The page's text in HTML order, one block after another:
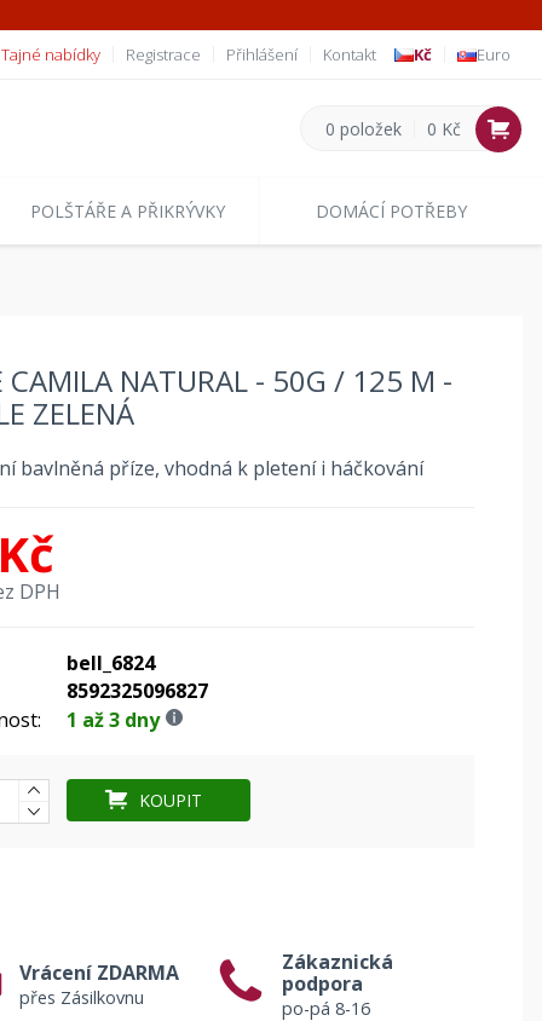
Tajné nabídky Registrace Přihlášení Kontakt Kč Euro
0 položek 0 Kč
POLŠTÁŘE A PŘIKRÝVKY DOMÁCÍ POTŘEBY
CAMILA NATURAL - 50G / 125 M -
ZELENÁ
bavlněná příze, vhodná k pletení i háčkování
DPH
bell_6824
8592325096827
1 až 3 dny
KOUPIT
Vrácení ZDARMA
přes Zásilkovnu
Zákaznická
podpora
po-pá 8-16